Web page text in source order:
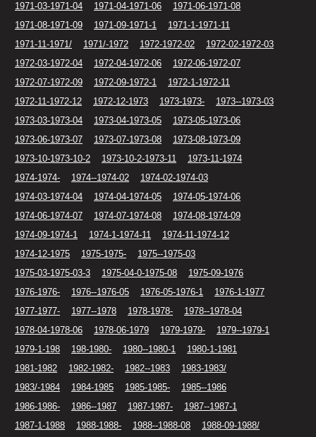
1971-03-1971-04
1971-04-1971-06
1971-06-1971-08
1971-08-1971-09
1971-09-1971-1
1971-1-1971-11
1971-11-1971/
1971/-1972 1972-1972-02
1972-02-1972-03
1972-03-1972-04
1972-04-1972-06
1972-06-1972-07
1972-07-1972-09
1972-09-1972-1
1972-1-1972-11
1972-11-1972-12
1972-12-1973 1973-1973-
1973--1973-03
1973-03-1973-04
1973-04-1973-05
1973-05-1973-06
1973-06-1973-07
1973-07-1973-08
1973-08-1973-09
1973-10-1973-10-2
1973-10-2-1973-11
1973-11-1974
1974-1974-
1974--1974-02
1974-02-1974-03
1974-03-1974-04
1974-04-1974-05
1974-05-1974-06
1974-06-1974-07
1974-07-1974-08
1974-08-1974-09
1974-09-1974-1
1974-1-1974-11
1974-11-1974-12
1974-12-1975
1975-1975-
1975--1975-03
1975-03-1975-03-3
1975-04-0-1975-08
1975-09-1976
1976-1976-
1976--1976-05 1976-05-1976-1
1976-1-1977
1977-1977-
1977--1978 1978-1978-
1978--1978-04
1978-04-1978-06
1978-06-1979 1979-1979-
1979--1979-1
1979-1-198
198-1980- 1980--1980-1
1980-1-1981
1981-1982
1982-1982- 1982--1983
1983-1983/
1983/-1984
1984-1985 1985-1985-
1985--1986
1986-1986-
1986--1987 1987-1987-
1987--1987-1
1987-1-1988
1988-1988- 1988--1988-08
1988-09-1988/